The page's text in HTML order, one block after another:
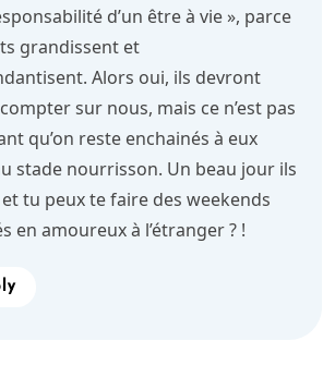
d’un être à vie », parce
grandissent et
Alors oui, ils devront
sur nous, mais ce n’est pas
qu’on reste enchainés à eux
stade nourrisson. Un beau jour ils
tu peux te faire des weekends
en amoureux à l’étranger ? !